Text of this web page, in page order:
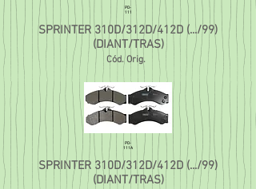
PD-
111
SPRINTER 310D/312D/412D (.../99)
(DIANT/TRAS)
Cód. Orig.
PD-
111A
SPRINTER 310D/312D/412D (.../99)
(DIANT/TRAS)